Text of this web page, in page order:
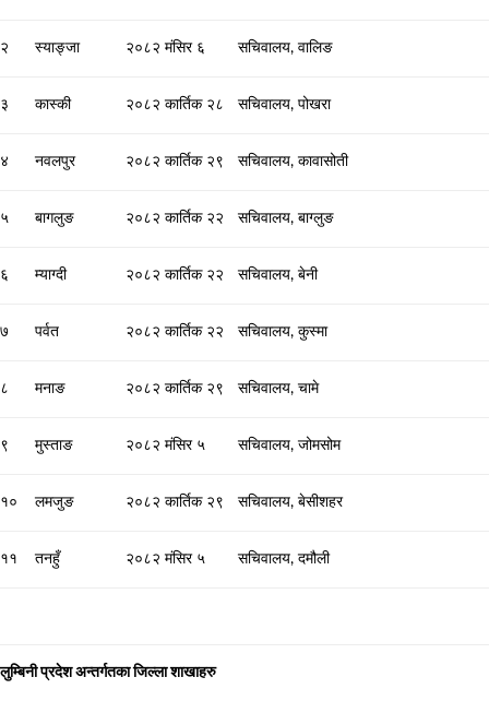
२ स्याङ्जा २०८२ मंसिर ६ सचिवालय, वालिङ
३ कास्की २०८२ कार्तिक २८ सचिवालय, पोखरा
४ नवलपुर २०८२ कार्तिक २९ सचिवालय, कावासोती
५ बागलुङ २०८२ कार्तिक २२ सचिवालय, बाग्लुङ
६ म्याग्दी २०८२ कार्तिक २२ सचिवालय, बेनी
७ पर्वत २०८२ कार्तिक २२ सचिवालय, कुस्मा
८ मनाङ २०८२ कार्तिक २९ सचिवालय, चामे
९ मुस्ताङ २०८२ मंसिर ५ सचिवालय, जोमसोम
१० लमजुङ २०८२ कार्तिक २९ सचिवालय, बेसीशहर
११ तनहुँ २०८२ मंसिर ५ सचिवालय, दमौली
लुम्बिनी प्रदेश अन्तर्गतका जिल्ला शाखाहरु